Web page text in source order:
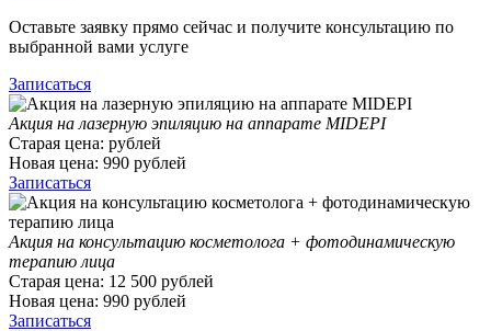
Оставьте заявку прямо сейчас и получите консультацию по
выбранной вами услуге
Записаться
Акция на лазерную эпиляцию на аппарате MIDEPI
Старая цена: рублей
Новая цена: 990 рублей
Записаться
Акция на консультацию косметолога + фотодинамическую
терапию лица
Старая цена: 12 500 рублей
Новая цена: 990 рублей
Записаться